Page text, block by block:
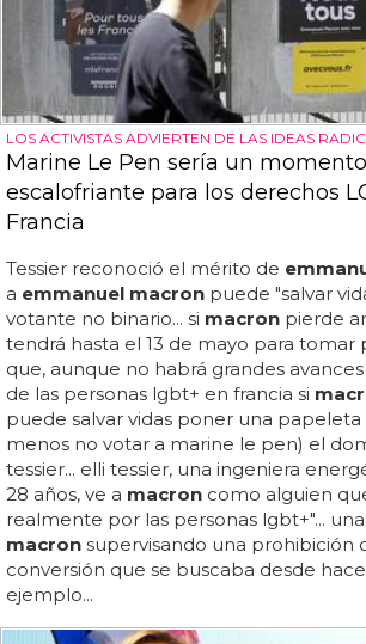
LOS ACTIVISTAS ADVIERTEN DE LAS IDEAS
Marine Le Pen sería un
escalofriante para los derechos
Francia
Tessier reconoció el mérito de
a emmanuel macron puede "salvar
votante no binario... si macron pierde
tendrá hasta el 13 de mayo para tomar
que, aunque no habrá grandes
de las personas lgbt+ en francia si
puede salvar vidas poner una papeleta
menos no votar a marine le pen) el
tessier... elli tessier, una ingeniera
28 años, ve a macron como alguien
realmente por las personas lgbt+"...
macron supervisando una prohibición
conversión que se buscaba desde
ejemplo...